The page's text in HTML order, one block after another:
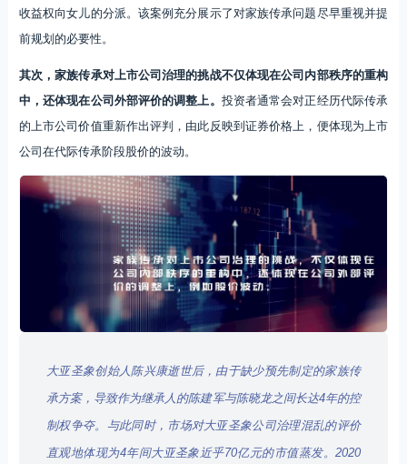
收益权向女儿的分派。该案例充分展示了对家族传承问题尽早重视并提
前规划的必要性。
其次，家族传承对上市公司治理的挑战不仅体现在公司内部秩序的重构
中，还体现在公司外部评价的调整上。 投资者通常会对正经历代际传承
的上市公司价值重新作出评判，由此反映到证券价格上，便体现为上市
公司在代际传承阶段股价的波动。
大亚圣象创始人陈兴康逝世后，由于缺少预先制定的家族传
承方案，导致作为继承人的陈建军与陈晓龙之间长达4年的控
制权争夺。与此同时，市场对大亚圣象公司治理混乱的评价
直观地体现为4年间大亚圣象近乎70亿元的市值蒸发。2020